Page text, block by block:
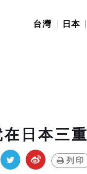
台灣 日本
日本三重
列印